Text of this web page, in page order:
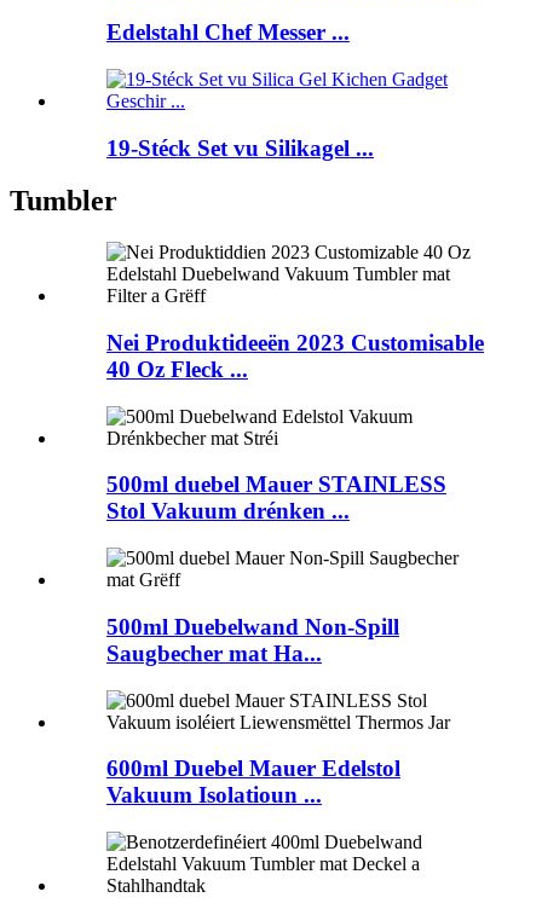
Edelstahl Chef Messer ...
19-Stéck Set vu Silikagel ...
Tumbler
Nei Produktideeën 2023 Customisable
40 Oz Fleck ...
500ml duebel Mauer STAINLESS
Stol Vakuum drénken ...
500ml Duebelwand Non-Spill
Saugbecher mat Ha...
600ml Duebel Mauer Edelstol
Vakuum Isolatioun ...